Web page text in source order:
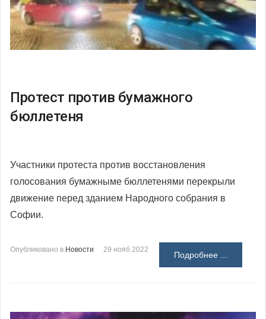
Протест против бумажного
бюллетеня
Участники протеста против восстановления
голосования бумажныме бюллетенями перекрыли
движение перед зданием Народного собрания в
Софии.
Опубликовано в Новости 29 нояб 2022
Подробнее ...